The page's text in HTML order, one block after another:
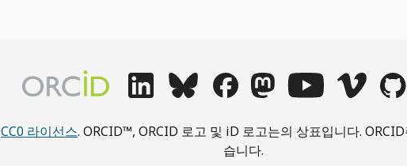
CC0 라이선스. ORCID™, ORCID 로고 및 iD 로고는의 상표입니다.
습니다.